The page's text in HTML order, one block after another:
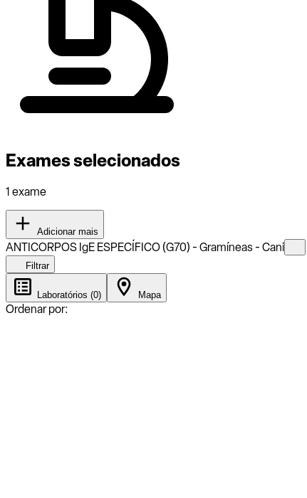
Exames selecionados
1 exame
Adicionar mais
ANTICORPOS IgE ESPECÍFICO (G70) - Gramíneas - Cani
Filtrar
Laboratórios (0) Mapa
Ordenar por: